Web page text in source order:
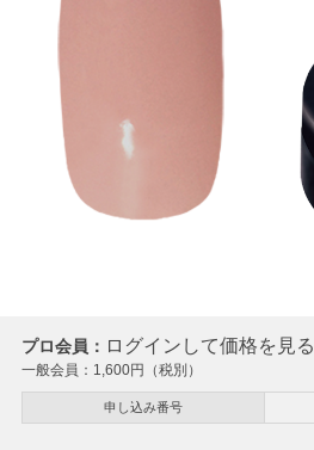
プロ会員： ログインして価格を見る
一般会員： 1,600円（税別）
申し込み番号